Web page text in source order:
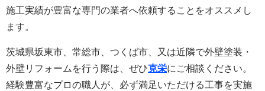
施工実績が豊富な専門の業者へ依頼することをオススメし
ます。
茨城県坂東市、常総市、つくば市、又は近隣で外壁塗装・
外壁リフォームを行う際は、ぜひ克栄にご相談ください。
経験豊富なプロの職人が、必ず満足いただける工事を実施